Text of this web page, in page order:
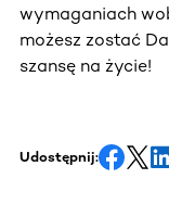
wymaganiach
możesz zostać
szansę na życie!
Udostępnij: